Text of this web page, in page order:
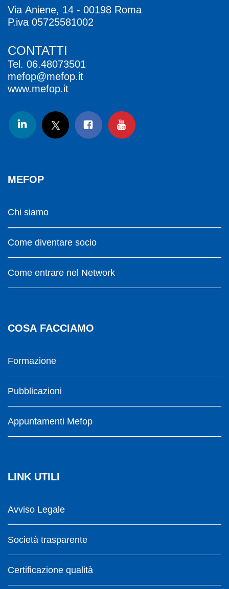
Via Aniene, 14 - 00198 Roma
P.iva 05725581002
CONTATTI
Tel. 06.48073501
mefop@mefop.it
www.mefop.it
MEFOP
Chi siamo
Come diventare socio
Come entrare nel Network
COSA FACCIAMO
Formazione
Pubblicazioni
Appuntamenti Mefop
LINK UTILI
Avviso Legale
Società trasparente
Certificazione qualità